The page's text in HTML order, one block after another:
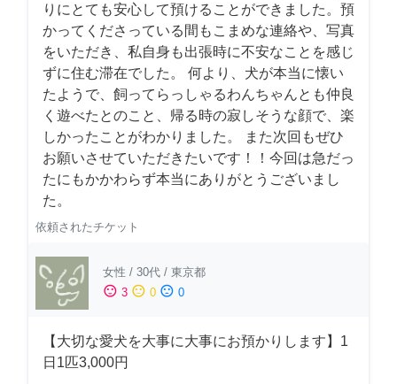
りにとても安心して預けることができました。預
かってくださっている間もこまめな連絡や、写真
をいただき、私自身も出張時に不安なことを感じ
ずに住む滞在でした。 何より、犬が本当に懐い
たようで、飼ってらっしゃるわんちゃんとも仲良
く遊べたとのこと、帰る時の寂しそうな顔で、楽
しかったことがわかりました。 また次回もぜひ
お願いさせていただきたいです！！今回は急だっ
たにもかかわらず本当にありがとうございまし
た。
依頼されたチケット
女性 / 30代 / 東京都
sentiment_satisfied 3 sentiment_neutral 0 sentiment_dissatisfied 0
【大切な愛犬を大事に大事にお預かりします】1
日1匹3,000円